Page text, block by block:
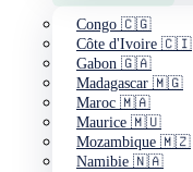
Congo 🇨🇬
Côte d'Ivoire 🇨🇮
Gabon 🇬🇦
Madagascar 🇲🇬
Maroc 🇲🇦
Maurice 🇲🇺
Mozambique 🇲🇿
Namibie 🇳🇦